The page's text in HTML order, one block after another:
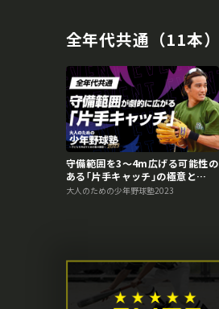
全年代共通（11本）
守備範囲を3～4m広げる可能性の
ある｢片手キャッチ｣の極意と
は？ 大人のための少年野球塾
大人のための少年野球塾2023